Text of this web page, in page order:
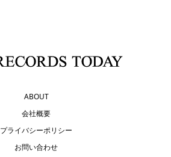
ABOUT
会社概要
プライバシーポリシー
お問い合わせ